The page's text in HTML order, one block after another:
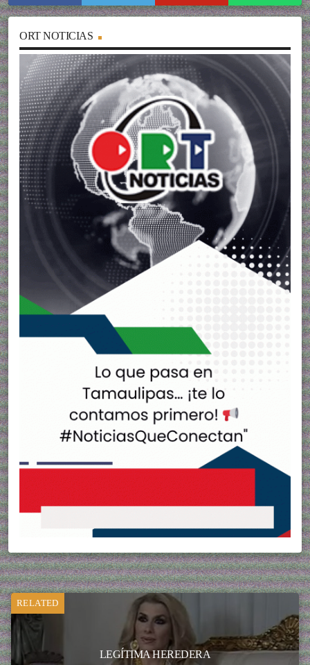
ORT NOTICIAS
RELATED
LEGÍTIMA HEREDERA